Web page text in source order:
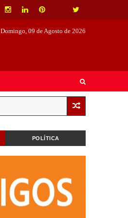
Domingo, 09 de Agosto de 2026
POLÍTICA